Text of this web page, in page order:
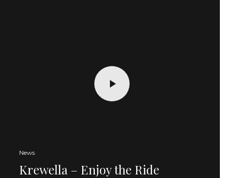
News
Krewella – Enjoy the Ride